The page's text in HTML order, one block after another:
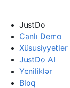
JustDo
Canlı Demo
Xüsusiyyətlər
JustDo AI
Yeniliklər
Bloq